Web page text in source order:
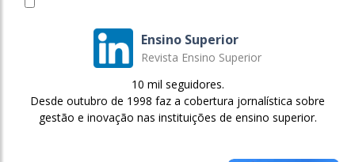
Ensino Superior
Revista Ensino Superior
10 mil seguidores.
Desde outubro de 1998 faz a cobertura jornalística sobre
gestão e inovação nas instituições de ensino superior.